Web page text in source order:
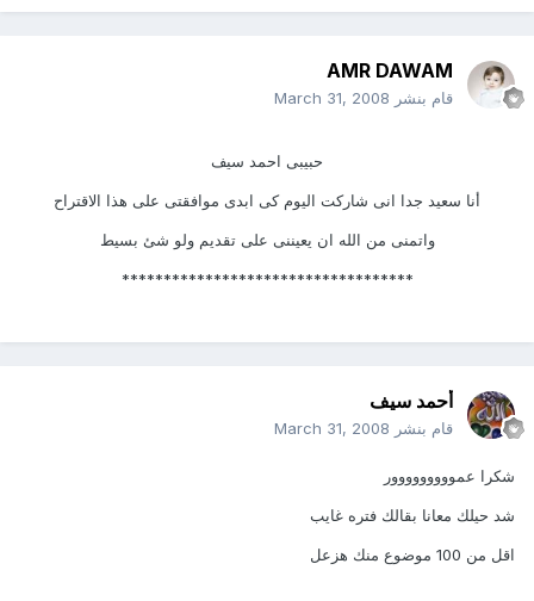
AMR DAWAM
قام بنشر March 31, 2008
حبيبى احمد سيف
أنا سعيد جدا انى شاركت اليوم كى ابدى موافقتى على هذا الاقتراح
واتمنى من الله ان يعيننى على تقديم ولو شئ بسيط
***********************************
أحمد سيف
قام بنشر March 31, 2008
شكرا عمووووووووور
شد حيلك معانا بقالك فتره غايب
اقل من 100 موضوع منك هزعل